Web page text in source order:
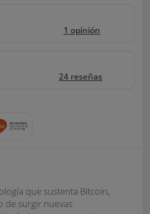
1 opinión
24 reseñas
que sustenta Bitcoin,
de surgir nuevas